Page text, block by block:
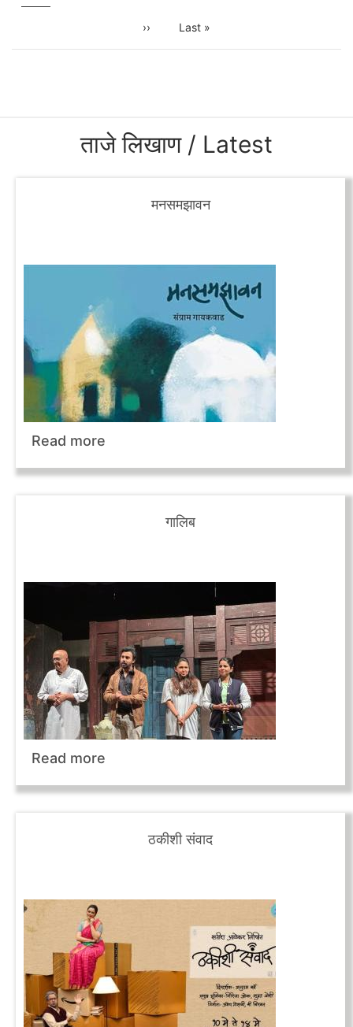
Next
››
Last
Last »
ताजे लिखाण / Latest
मनसमझावन
Read more
गालिब
Read more
ठकीशी संवाद